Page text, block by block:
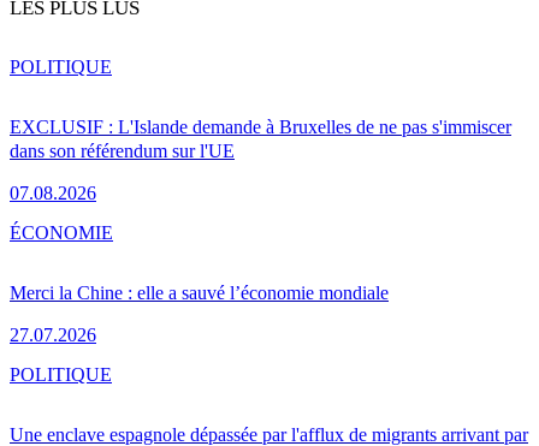
LES PLUS LUS
EXCLUSIF : L'Islande demande à Bruxelles de ne pas s'immiscer
dans son référendum sur l'UE
07.08.2026
POLITIQUE
Merci la Chine : elle a sauvé l’économie mondiale
27.07.2026
ÉCONOMIE
Une enclave espagnole dépassée par l'afflux de migrants arrivant par
POLITIQUE